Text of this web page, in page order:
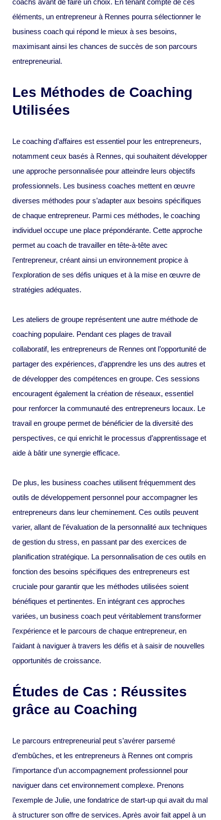
coachs avant de faire un choix. En tenant compte de ces
éléments, un entrepreneur à Rennes pourra sélectionner le
business coach qui répond le mieux à ses besoins,
maximisant ainsi les chances de succès de son parcours
entrepreneurial.
Les Méthodes de Coaching
Utilisées
Le coaching d’affaires est essentiel pour les entrepreneurs,
notamment ceux basés à Rennes, qui souhaitent développer
une approche personnalisée pour atteindre leurs objectifs
professionnels. Les business coaches mettent en œuvre
diverses méthodes pour s’adapter aux besoins spécifiques
de chaque entrepreneur. Parmi ces méthodes, le coaching
individuel occupe une place prépondérante. Cette approche
permet au coach de travailler en tête-à-tête avec
l’entrepreneur, créant ainsi un environnement propice à
l’exploration de ses défis uniques et à la mise en œuvre de
stratégies adéquates.
Les ateliers de groupe représentent une autre méthode de
coaching populaire. Pendant ces plages de travail
collaboratif, les entrepreneurs de Rennes ont l’opportunité de
partager des expériences, d’apprendre les uns des autres et
de développer des compétences en groupe. Ces sessions
encouragent également la création de réseaux, essentiel
pour renforcer la communauté des entrepreneurs locaux. Le
travail en groupe permet de bénéficier de la diversité des
perspectives, ce qui enrichit le processus d’apprentissage et
aide à bâtir une synergie efficace.
De plus, les business coaches utilisent fréquemment des
outils de développement personnel pour accompagner les
entrepreneurs dans leur cheminement. Ces outils peuvent
varier, allant de l’évaluation de la personnalité aux techniques
de gestion du stress, en passant par des exercices de
planification stratégique. La personnalisation de ces outils en
fonction des besoins spécifiques des entrepreneurs est
cruciale pour garantir que les méthodes utilisées soient
bénéfiques et pertinentes. En intégrant ces approches
variées, un business coach peut véritablement transformer
l’expérience et le parcours de chaque entrepreneur, en
l’aidant à naviguer à travers les défis et à saisir de nouvelles
opportunités de croissance.
Études de Cas : Réussites
grâce au Coaching
Le parcours entrepreneurial peut s’avérer parsemé
d’embûches, et les entrepreneurs à Rennes ont compris
l’importance d’un accompagnement professionnel pour
naviguer dans cet environnement complexe. Prenons
l’exemple de Julie, une fondatrice de start-up qui avait du mal
à structurer son offre de services. Après avoir fait appel à un